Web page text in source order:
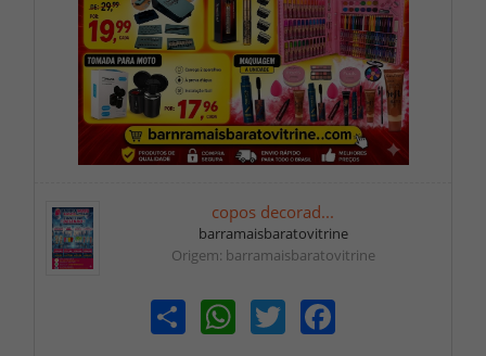
copos decorad...
barramaisbaratovitrine
Origem: barramaisbaratovitrine
Share WhatsAppTwitter Facebook